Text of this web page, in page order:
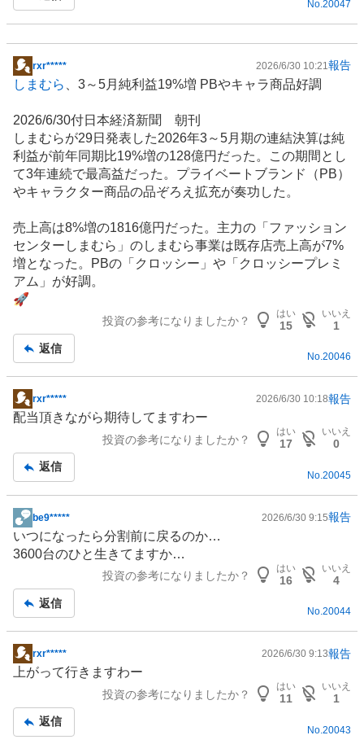
No. 20047
掲
示
記
事
rxr***** 2026/6/30 10:21 報告
しまむら 、3～5月純利益19%増 PBやキャラ商品好調
2026/6/30付日本経済新聞 朝刊
しまむらが29日発表した2026年3～5月期の連結決算は純
利益が前年同期比19%増の128億円だった。この期間とし
て3年連続で最高益だった。 プライベートブランド
（PB）
やキャラクター商品の品ぞろえ拡充が奏功した。
売上高は8%増の1816億円だった。主力の「ファッション
センターしまむら」のしまむら事業は既存店売上高が7%
増となった。PBの「クロッシー」や「クロッシープレミ
アム」が好調。
🚀
投資の参考になりましたか？
はい
15
いいえ
1
返信
No.20046
掲
示
事
rxr***** 2026/6/30 10:18報告
配当頂きながら期待してますわー
投資の参考になりましたか？
はい
17
いいえ
0
返信
No. 20045
掲
示
板
be9***** 2026/6/30 9:15報告
いつになったら分割前に戻るのか…
3600台のひと生きてますか…
投資の参考になりましたか？
はい
16
いいえ
4
返信
No.20044
掲
示
事
rxr***** 2026/6/30 9:13報告
上がって行きますわー
投資の参考になりましたか？
はい
11
いいえ
1
返信
No. 20043